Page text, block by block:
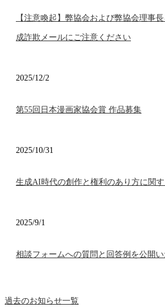
【注意喚起】弊協会および弊協会理事
成詐欺メールにご注意ください
2025/12/2
第55回日本漫画家協会賞 作品募集
2025/10/31
生成AI時代の創作と権利のあり方に関
2025/9/1
相談フォームへの質問と回答例を公開
過去のお知らせ一覧